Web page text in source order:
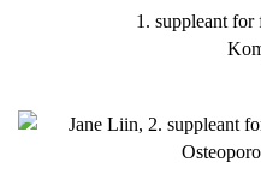
1. suppleant